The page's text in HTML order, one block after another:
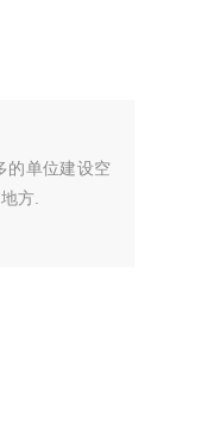
的单位建设空
方.